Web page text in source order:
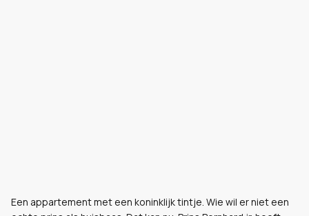
Een appartement met een koninklijk tintje. Wie wil er niet een